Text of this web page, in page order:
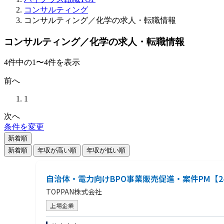
コンサルティング
コンサルティング／化学の求人・転職情報
コンサルティング／化学の求人・転職情報
4件中の1〜4件を表示
前へ
1
次へ
条件を変更
新着順
新着順
年収が高い順 年収が低い順
自治体・電力向けBPO事業販売促進・案件PM【
TOPPAN株式会社
上場企業